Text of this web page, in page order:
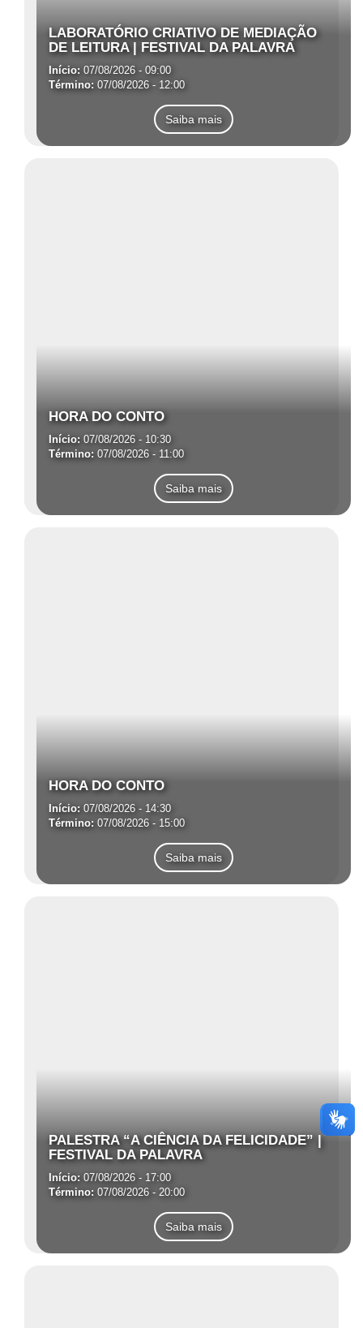
LABORATÓRIO CRIATIVO DE MEDIAÇÃO
DE LEITURA | FESTIVAL DA PALAVRA
Início: 07/08/2026 - 09:00
Término: 07/08/2026 - 12:00
Saiba mais
HORA DO CONTO
Início: 07/08/2026 - 10:30
Término: 07/08/2026 - 11:00
Saiba mais
HORA DO CONTO
Início: 07/08/2026 - 14:30
Término: 07/08/2026 - 15:00
Saiba mais
PALESTRA “A CIÊNCIA DA FELICIDADE” |
FESTIVAL DA PALAVRA
Início: 07/08/2026 - 17:00
Término: 07/08/2026 - 20:00
Saiba mais